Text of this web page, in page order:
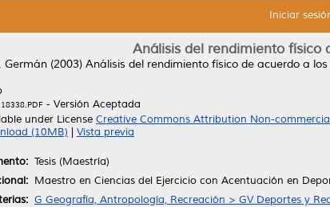
Iniciar
Análisis del rendimiento físico
Germán (2003) Análisis del rendimiento físico de acuerdo a
- Versión Aceptada
under License Creative Commons Attribution Non-
(10MB)
Vista previa
Tesis (Maestría)
Maestro en Ciencias del Ejercicio con Acentuación en
G Geografía, Antropología, Recreación > GV Deportes y